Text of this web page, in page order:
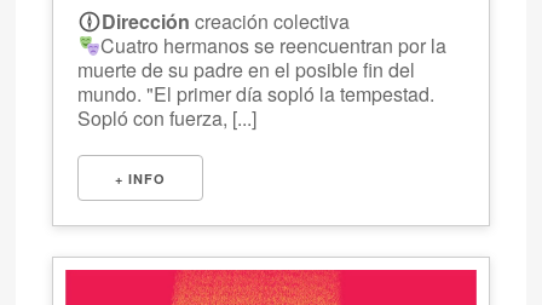
Dirección creación colectiva
Cuatro hermanos se reencuentran por la
muerte de su padre en el posible fin del
mundo. "El primer día sopló la tempestad.
Sopló con fuerza, [...]
+ INFO